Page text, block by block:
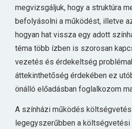
megvizsgáljuk, hogy a struktúra
befolyásolni a működést, illetve
hogyan hat vissza egy adott
téma több ízben is szorosan
vezetés és érdekeltség
áttekinthetőség érdekében ez
önálló előadásban foglalkozom
A színházi működés
legegyszerűbben a költségvetési